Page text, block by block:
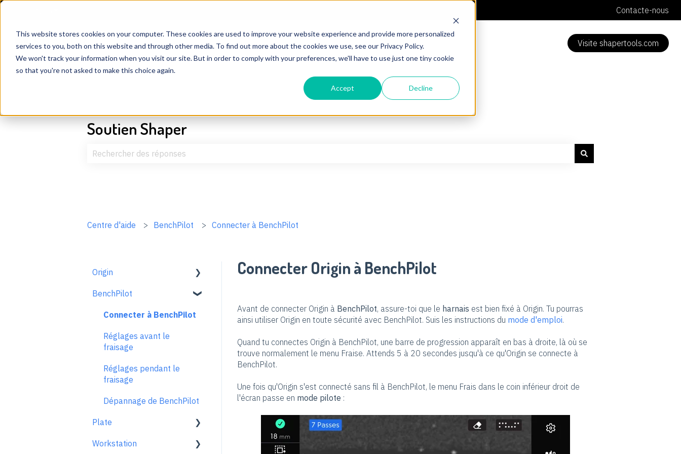
This website stores cookies on your computer. These cookies are used to improve your website experience and provide more personalized
services to you, both on this website and through other media. To find out more about the cookies we use, see our Privacy Policy.
We won't track your information when you visit our site. But in order to comply with your preferences, we'll have to use just one tiny cookie
so that you're not asked to make this choice again.
Accept Decline
Contacte-nous
Visite shapertools.com
Soutien Shaper
Centre d'aide BenchPilot Connecter à BenchPilot
Connecter Origin à BenchPilot
Avant de connecter Origin à BenchPilot, assure-toi que le harnais est bien fixé à Origin. Tu pourras
ainsi utiliser Origin en toute sécurité avec BenchPilot. Suis les instructions du mode d'emploi.
Quand tu connectes Origin à BenchPilot, une barre de progression apparaît en bas à droite, là où se
trouve normalement le menu Fraise. Attends 5 à 20 secondes jusqu'à ce qu'Origin se connecte à
BenchPilot.
Une fois qu'Origin s'est connecté sans fil à BenchPilot, le menu Frais dans le coin inférieur droit de
l'écran passe en mode pilote :
Origin
Pour bien démarrer
Configuration de l'espace
Le mode scan
Le mode dessiner
fraisage
BenchPilot
Connecter à BenchPilot
Réglages avant le
fraisage
Réglages pendant le
fraisage
Dépannage de BenchPilot
Plate
Plate général
Workstation